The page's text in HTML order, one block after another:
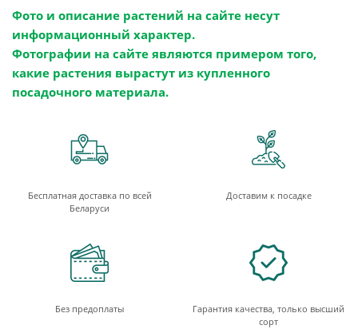
Фото и описание растений на сайте несут
информационный характер.
Фотографии на сайте являются примером того,
какие растения вырастут из купленного
посадочного материала.
Бесплатная доставка по всей
Беларуси
Доставим к посадке
Без предоплаты
Гарантия качества, только высший
сорт